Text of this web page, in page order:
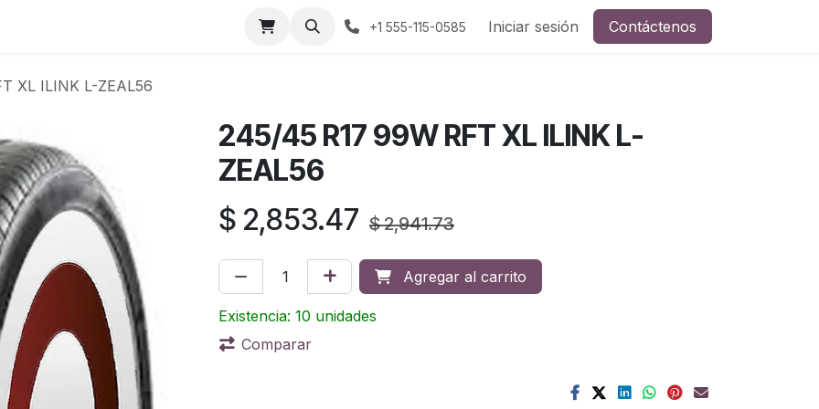
Condiciones de compra Prensa y redes sociales
+1 555-115-0585 Iniciar sesión Contáctenos
XL ILINK L-ZEAL56
245/45 R17 99W RFT XL ILINK L-
ZEAL56
$ 2,853.47 $2,941.73
Agregar al carrito
Existencia: 10 unidades
Comparar